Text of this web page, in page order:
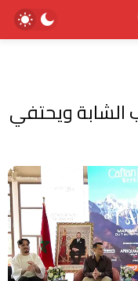
الشابة ويحتفي